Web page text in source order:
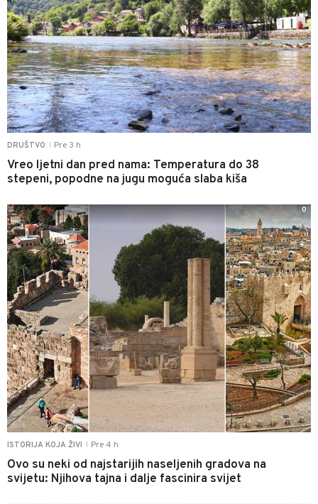
DRUŠTVO Pre 3 h
Vreo ljetni dan pred nama: Temperatura do 38
stepeni, popodne na jugu moguća slaba kiša
ISTORIJA KOJA ŽIVI Pre 4 h
Ovo su neki od najstarijih naseljenih gradova na
svijetu: Njihova tajna i dalje fascinira svijet
0